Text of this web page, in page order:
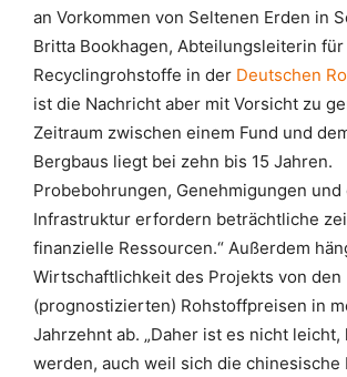
an Vorkommen von Seltenen Erden in
Britta Bookhagen, Abteilungsleiterin für
Recyclingrohstoffe in der Deutschen
ist die Nachricht aber mit Vorsicht zu
Zeitraum zwischen einem Fund und
Bergbaus liegt bei zehn bis 15 Jahren.
Probebohrungen, Genehmigungen
Infrastruktur erfordern beträchtliche
finanzielle Ressourcen.“ Außerdem
Wirtschaftlichkeit des Projekts von den
(prognostizierten) Rohstoffpreisen in
Jahrzehnt ab. „Daher ist es nicht leicht,
werden, auch weil sich die chinesische